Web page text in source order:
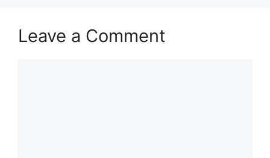
Leave a Comment